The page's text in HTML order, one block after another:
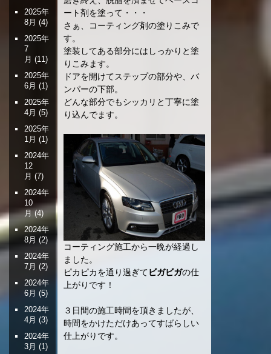
ート剤を塗って・・・
さぁ、コーティング剤の塗りこみで
す。
塗装してある部分にはしっかりと塗
りこみます。
ドアを開けてステップの部分や、バ
ンパーの下部。
どんな部分でもシッカリと丁寧に塗
り込んでます。
コーティング施工から一晩が経過し
ました。
ピカピカを通り過ぎてビガビガの仕
上がりです！
３日間の施工時間を頂きましたが、
時間をかけただけあってすばらしい
仕上がりです。
2025年
8月 (4)
2025年
7
月 (11)
2025年
6月 (1)
2025年
4月 (5)
2025年
1月 (1)
2024年
12
月 (7)
2024年
10
月(4)
2024年
8月 (2)
2024年
7月 (2)
2024年
6月 (5)
2024年
4月 (3)
2024年
3月 (1)